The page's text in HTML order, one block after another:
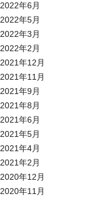
2022年6月
2022年5月
2022年3月
2022年2月
2021年12月
2021年11月
2021年9月
2021年8月
2021年6月
2021年5月
2021年4月
2021年2月
2020年12月
2020年11月